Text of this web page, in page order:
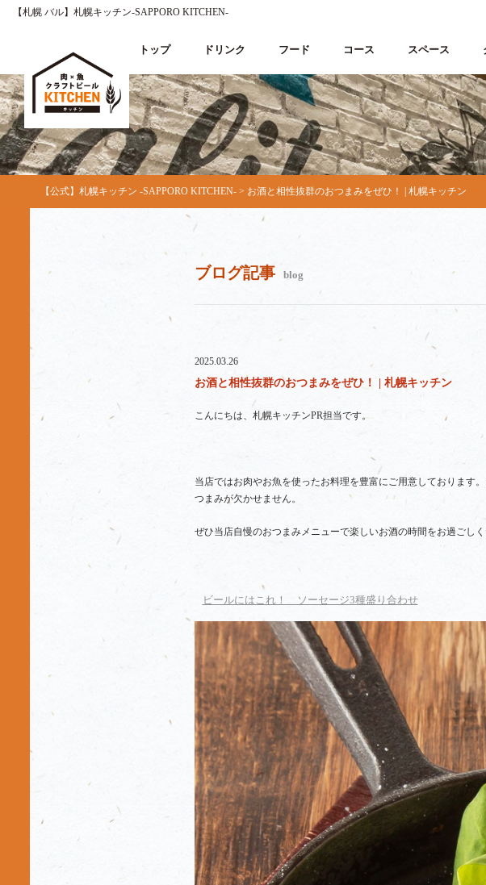
【札幌 バル】札幌キッチン‐SAPPORO KITCHEN‐
トップ ドリンク フード コース スペース
【公式】札幌キッチン ‐SAPPORO KITCHEN‐ > お酒と相性抜群のおつまみをぜひ！ | 札幌キッチン
ブログ記事 blog
2025.03.26
お酒と相性抜群のおつまみをぜひ！ | 札幌キッチン
こんにちは、札幌キッチンPR担当です。
当店ではお肉やお魚を使ったお料理を豊富にご用意しております
つまみが欠かせません。
ぜひ当店自慢のおつまみメニューで楽しいお酒の時間をお過ごしく
ビールにはこれ！ ソーセージ3種盛り合わせ